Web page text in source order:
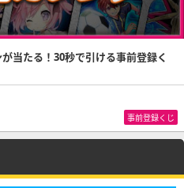
当たる！30秒で引ける事前登録く
事前登録くじ